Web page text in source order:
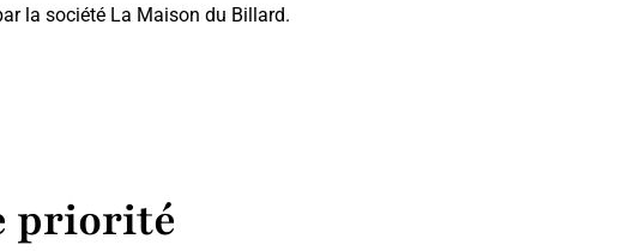
la société La Maison du Billard.
priorité